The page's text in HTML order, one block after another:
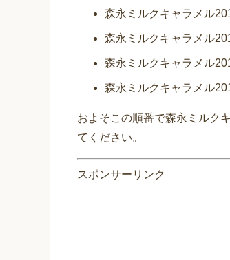
森永ミルクキャラメル
森永ミルクキャラメル
森永ミルクキャラメル
森永ミルクキャラメル
およそこの順番で森永ミルク
てください。
スポンサーリンク